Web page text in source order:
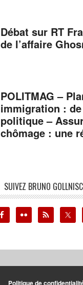
Débat sur RT
de l’affaire
POLITMAG –
immigration : de
politique –
chômage : une
SUIVEZ BRUNO
Politique de